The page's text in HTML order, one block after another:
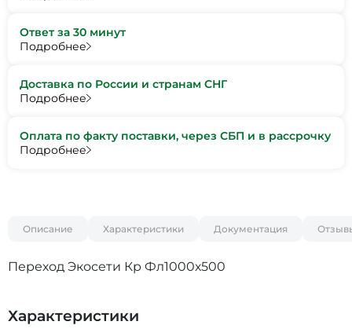
Ответ за 30 минут
Подробнее
Доставка по России и странам СНГ
Подробнее
Оплата по факту поставки, через СБП и в рассрочку
Подробнее
Описание Характеристики Документация
Переход Экосети Кр Фл1000х500
Характеристики